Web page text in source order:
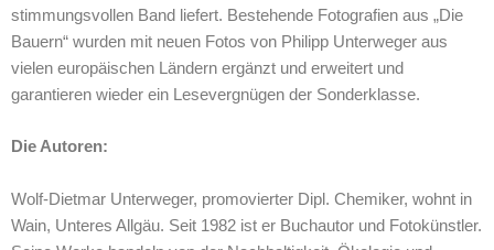
stimmungsvollen Band liefert. Bestehende Fotografien aus „Die
Bauern“ wurden mit neuen Fotos von Philipp Unterweger aus
vielen europäischen Ländern ergänzt und erweitert und
garantieren wieder ein Lesevergnügen der Sonderklasse.
Die Autoren:
Wolf-Dietmar Unterweger, promovierter Dipl. Chemiker, wohnt in
Wain, Unteres Allgäu. Seit 1982 ist er Buchautor und Fotokünstler.